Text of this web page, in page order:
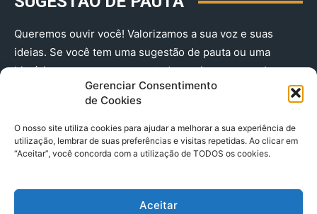
Gerenciar Consentimento
de Cookies
O nosso site utiliza cookies para ajudar a melhorar a sua experiência de
utilização, lembrar de suas preferências e visitas repetidas. Ao clicar em
“Aceitar”, você concorda com a utilização de TODOS os cookies.
Aceitar
Queremos ouvir você! Valorizamos a sua voz e suas
ideias. Se você tem uma sugestão de pauta ou uma
história que merece ser contada, envie-nos agora!
(91) 98224 - 3111